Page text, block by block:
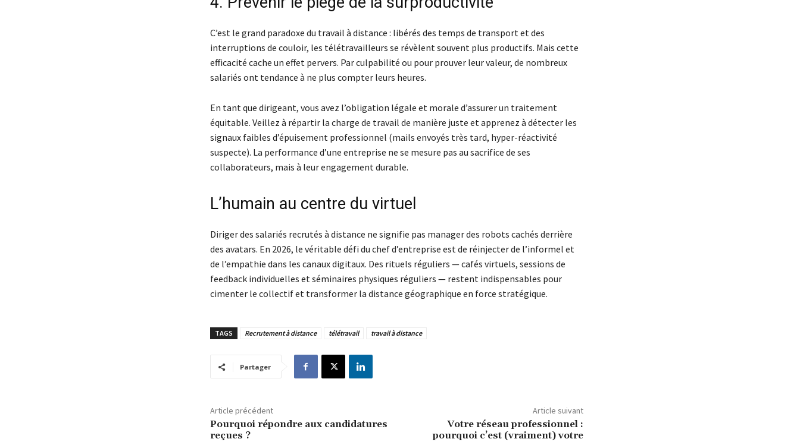
C’est le grand paradoxe du travail à distance : libérés des temps de transport et des
interruptions de couloir, les télétravailleurs se révèlent souvent plus productifs. Mais cette
efficacité cache un effet pervers. Par culpabilité ou pour prouver leur valeur, de nombreux
salariés ont tendance à ne plus compter leurs heures.
En tant que dirigeant, vous avez l’obligation légale et morale d’assurer un traitement
équitable. Veillez à répartir la charge de travail de manière juste et apprenez à détecter les
signaux faibles d’épuisement professionnel (mails envoyés très tard, hyper-réactivité
suspecte). La performance d’une entreprise ne se mesure pas au sacrifice de ses
collaborateurs, mais à leur engagement durable.
L’humain au centre du virtuel
Diriger des salariés recrutés à distance ne signifie pas manager des robots cachés derrière
des avatars. En 2026, le véritable défi du chef d’entreprise est de réinjecter de l’informel et
de l’empathie dans les canaux digitaux. Des rituels réguliers — cafés virtuels, sessions de
feedback individuelles et séminaires physiques réguliers — restent indispensables pour
cimenter le collectif et transformer la distance géographique en force stratégique.
TAGS Recrutement à distance télétravail travail à distance
Partager
Article précédent
Pourquoi répondre aux candidatures
reçues ?
Article suivant
Votre réseau professionnel :
pourquoi c’est (vraiment) votre